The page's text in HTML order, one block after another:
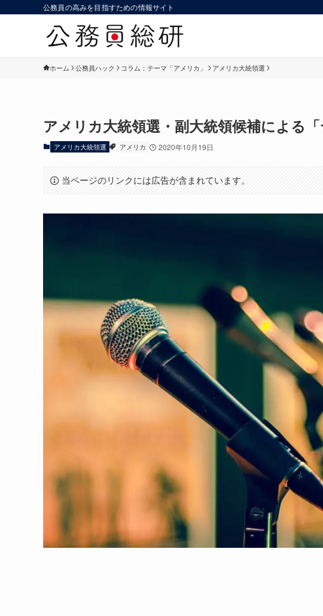
公務員の高みを目指すための情報サイト
ホーム 公務員ハック コラム：テーマ「アメリカ」 アメリカ大統領選
アメリカ大統領選・副大統領候補による
アメリカ大統領選 アメリカ 2020年10月19日
当ページのリンクには広告が含まれています。